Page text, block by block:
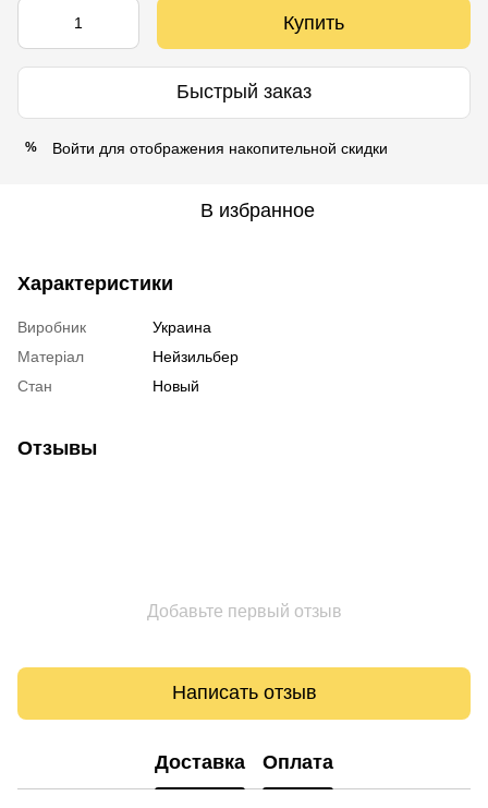
Купить
Быстрый заказ
% Войти для отображения накопительной скидки
В избранное
Характеристики
Виробник
Украина
Матеріал
Нейзильбер
Стан
Новый
Отзывы
Добавьте первый отзыв
Написать отзыв
Доставка Оплата